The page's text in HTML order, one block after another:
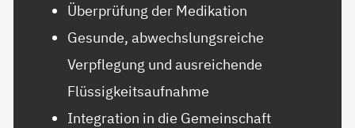
Überprüfung der Medikation
Gesunde, abwechslungsreiche
Verpflegung und ausreichende
Flüssigkeitsaufnahme
Integration in die Gemeinschaft